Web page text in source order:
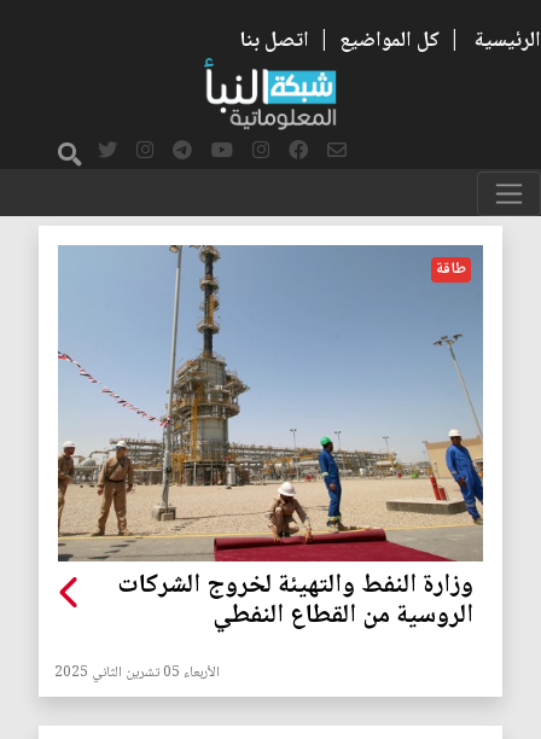
الرئيسية | كل المواضيع | اتصل بنا
الشركات النفطية
طاقة
وزارة النفط والتهيئة لخروج الشركات
الروسية من القطاع النفطي
الأربعاء 05 تشرين الثاني 2025